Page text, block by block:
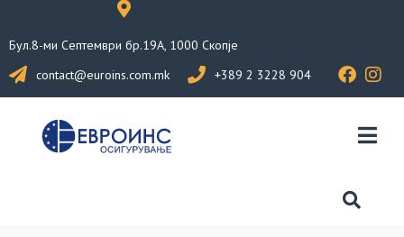
Бул.8-ми Септември бр.19А, 1000 Скопје
contact@euroins.com.mk
+389 2 3228 904